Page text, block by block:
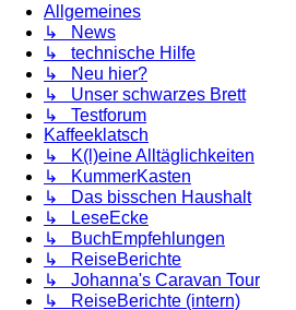
Allgemeines
↳ News
↳ technische Hilfe
↳ Neu hier?
↳ Unser schwarzes Brett
↳ Testforum
Kaffeeklatsch
↳ K(l)eine Alltäglichkeiten
↳ KummerKasten
↳ Das bisschen Haushalt
↳ LeseEcke
↳ BuchEmpfehlungen
↳ ReiseBerichte
↳ Johanna's Caravan Tour
↳ ReiseBerichte (intern)